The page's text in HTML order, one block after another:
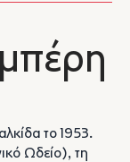
το 1953.
Ωδείο), τη